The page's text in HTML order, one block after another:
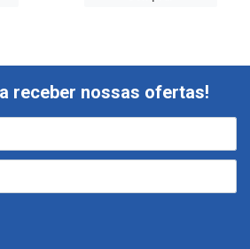
receber nossas ofertas!